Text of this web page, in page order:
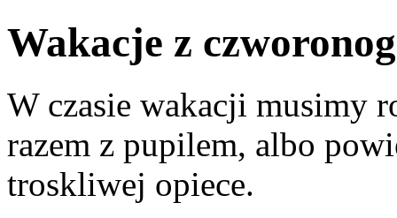
Wakacje z
W czasie wakacji musimy
razem z pupilem, albo
troskliwej opiece.